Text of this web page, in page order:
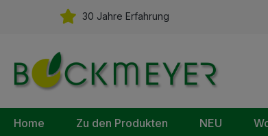
Hauptinhalt springen
Zur Suche springen
Zur Hauptnavigation springen
30 Jahre Erfahrung
Home Zu den Produkten NEU